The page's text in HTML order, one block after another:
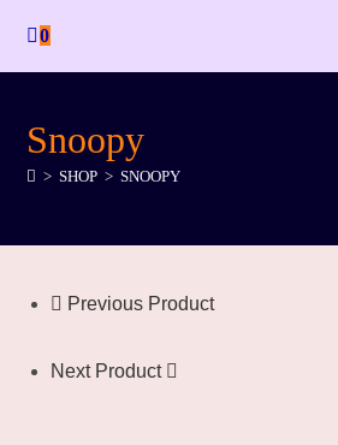
0
Snoopy
> SHOP > SNOOPY
Previous Product
Next Product